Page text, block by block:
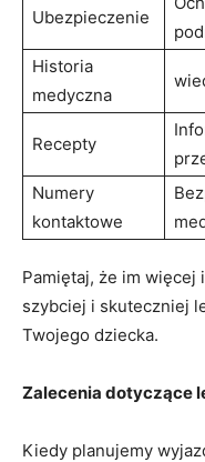
Ubezpieczenie
Historia⁣
medyczna
Recepty
Numery
kontaktowe
Pamiętaj, że im⁣ więcej
szybciej i skuteczniej
Twojego dziecka.
Zalecenia ⁢dotyczące
Kiedy ​planujemy